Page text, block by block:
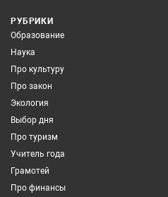
РУБРИКИ
Образование
Наука
Про культуру
Про закон
Экология
Выбор дня
Про туризм
Учитель года
Грамотей
Про финансы